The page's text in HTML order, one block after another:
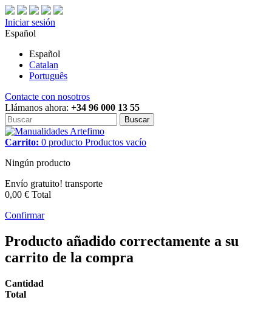
Iniciar sesión
Español
Español
Catalan
Português
Contacte con nosotros
Llámanos ahora: +34 96 000 13 55
Buscar
Carrito: 0 producto Productos vacío
Ningún producto
Envío gratuito! transporte
0,00 € Total
Confirmar
Producto añadido correctamente a su
carrito de la compra
Cantidad
Total